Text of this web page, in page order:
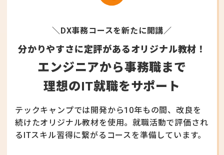
＼DX事務コースを新たに開講／
分かりやすさに定評があるオリジナル教材！
エンジニアから事務職まで
理想のIT就職をサポート
テックキャンプでは開発から10年もの間、改良を
続けたオリジナル教材を使用。就職活動で評価され
るITスキル習得に繋がるコースを準備しています。